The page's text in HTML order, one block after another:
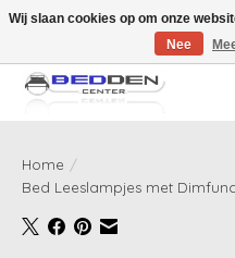
Standaard matrassen binnen 24 uur
Home /
Bed Leeslampjes met
Wij slaan cookies op om onze
Nee